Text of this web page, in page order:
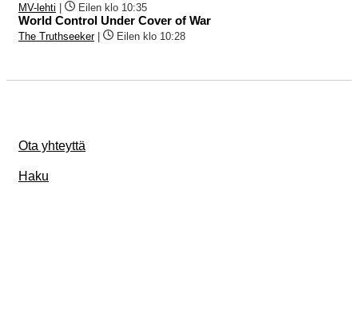
MV-lehti Eilen klo 10:35
World Control Under Cover of War
The Truthseeker| Eilen klo 10:28
Ota yhteyttä
Haku